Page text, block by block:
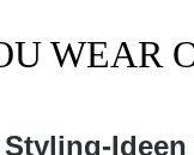
WEAR